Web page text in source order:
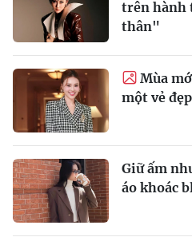
trên hành
thân"
Mùa
một vẻ
Giữ ấm
áo khoác